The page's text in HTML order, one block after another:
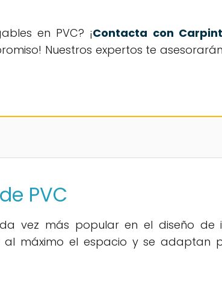
en PVC? ¡Contacta con
Nuestros expertos te
PVC
vez más popular en el diseño de
máximo el espacio y se adaptan